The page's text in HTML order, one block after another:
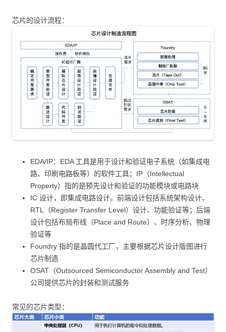
芯片的设计流程：
EDA/IP：EDA 工具是用于设计和验证电子系统（如集成电
路、印刷电路板等）的软件工具；IP（Intellectual
Property）指的是预先设计和验证的功能模块或电路块
IC 设计，即集成电路设计。前端设计包括系统架构设计、
RTL（Register Transfer Level）设计、功能验证等；后端
设计包括布局布线（Place and Route）、时序分析、物理
验证等
Foundry 指的是晶圆代工厂，主要根据芯片设计版图进行
芯片制造
OSAT（Outsourced Semiconductor Assembly and Test）
公司提供芯片的封装和测试服务
常见的芯片类型：